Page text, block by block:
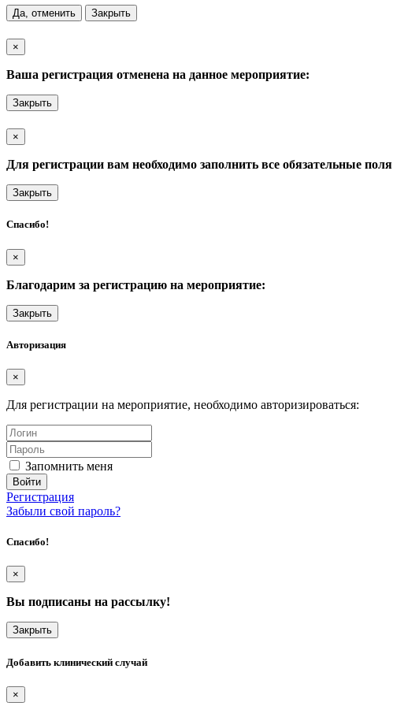
Да, отменить Закрыть
×
Ваша регистрация отменена на данное мероприятие:
Закрыть
×
Для регистрации вам необходимо заполнить все обязательные поля
Закрыть
Спасибо!
×
Благодарим за регистрацию на мероприятие:
Закрыть
Авторизация
×
Для регистрации на мероприятие, необходимо авторизироваться:
Запомнить меня
Регистрация
Забыли свой пароль?
Спасибо!
×
Вы подписаны на рассылку!
Закрыть
Добавить клинический случай
×